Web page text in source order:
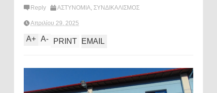
Reply ΑΣΤΥΝΟΜΙΑ, ΣΥΝΔΙΚΑΛΙΣΜΟΣ
Απριλίου 29, 2025
A+ A- PRINT EMAIL